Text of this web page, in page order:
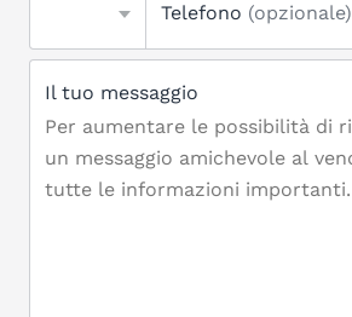
Telefono (opzionale)
Il tuo messaggio